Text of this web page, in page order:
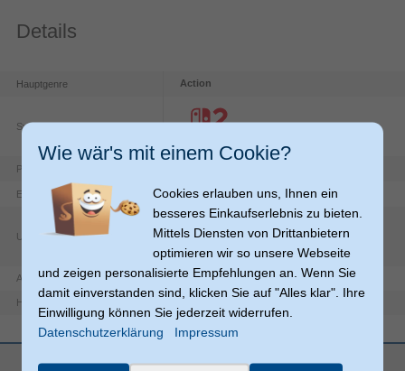
Details
Hauptgenre Action
System
Publisher/Verlag
Erscheinungsdatum 26.03.2026
USK Freigabe
Artikelnummer 13151016606
Herstellerartikelnummer 10016329
mehr anzeigen
Wie wär's mit einem Cookie?
Cookies erlauben uns, Ihnen ein
besseres Einkaufserlebnis zu bieten.
Mittels Diensten von Drittanbietern
optimieren wir so unsere Webseite
und zeigen personalisierte Empfehlungen an. Wenn Sie
damit einverstanden sind, klicken Sie auf "Alles klar". Ihre
Einwilligung können Sie jederzeit widerrufen.
Datenschutzerklärung
Impressum